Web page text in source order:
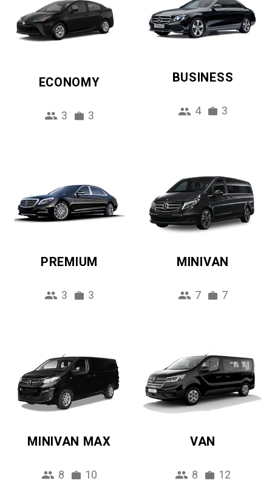
ECONOMY
3 3
BUSINESS
4 3
PREMIUM
3 3
MINIVAN
7 7
MINIVAN MAX
8 10
VAN
8 12